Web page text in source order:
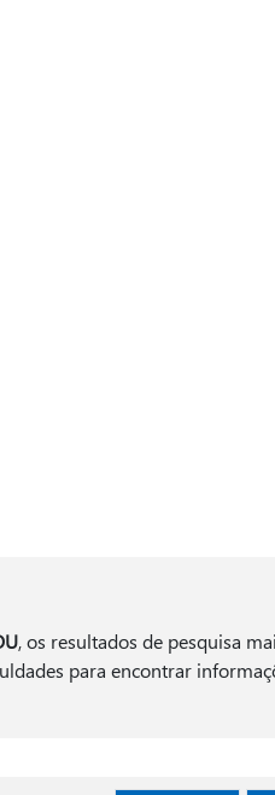
, os resultados de pesquisa
para encontrar